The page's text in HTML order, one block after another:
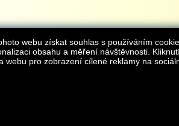
webu získat souhlas s používáním
obsahu a měření návštěvnosti.
pro zobrazení cílené reklamy na